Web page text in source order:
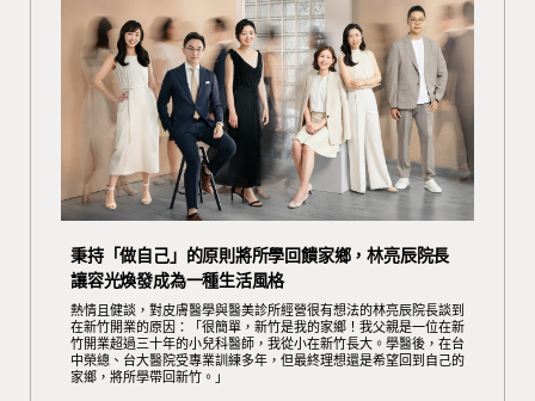
秉持「做自己」的原則將所學回饋家鄉，林亮辰院長
讓容光煥發成為一種生活風格
熱情且健談，對皮膚醫學與醫美診所經營很有想法的林亮辰院長談到
在新竹開業的原因：「很簡單，新竹是我的家鄉！我父親是一位在新
竹開業超過三十年的小兒科醫師，我從小在新竹長大。學醫後，在台
中榮總、台大醫院受專業訓練多年，但最終理想還是希望回到自己的
家鄉，將所學帶回新竹。」